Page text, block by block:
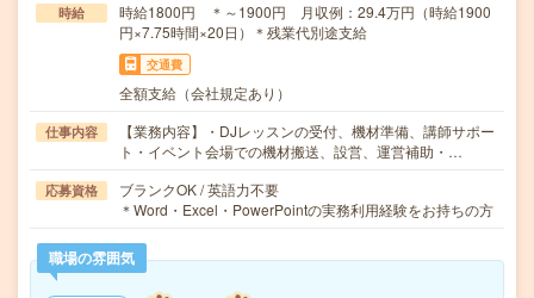
時給
時給1800円 ＊～1900円 月収例：29.4万円（時給1900
円×7.75時間×20日）＊残業代別途支給
交通費
全額支給（会社規定あり）
仕事内容
【業務内容】・DJレッスンの受付、機材準備、講師サポー
ト・イベント会場での機材搬送、設営、運営補助・…
応募資格
ブランクOK / 英語力不要
＊Word・Excel・PowerPointの実務利用経験をお持ちの方
職場の雰囲気